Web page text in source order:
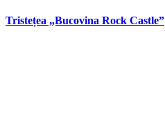
Tristețea „Bucovina Rock Castle”